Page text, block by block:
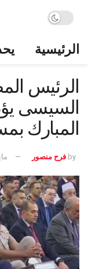
الرئيسية
الرئيس
السيسى
المبارك
by فرح منصور مايو